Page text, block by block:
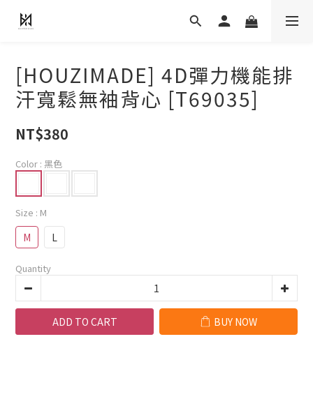
[HOUZIMADE] 4D彈力機能排
汗寬鬆無袖背心 [T69035]
NT$380
Color : 黑色
Size : M
M L
Quantity
ADD TO CART BUY NOW